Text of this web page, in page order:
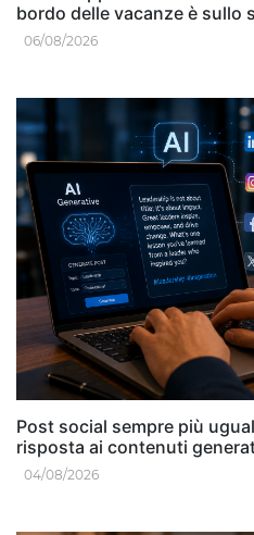
bordo delle vacanze è sullo
06/08/2026
Post social sempre più
risposta ai contenuti
04/08/2026